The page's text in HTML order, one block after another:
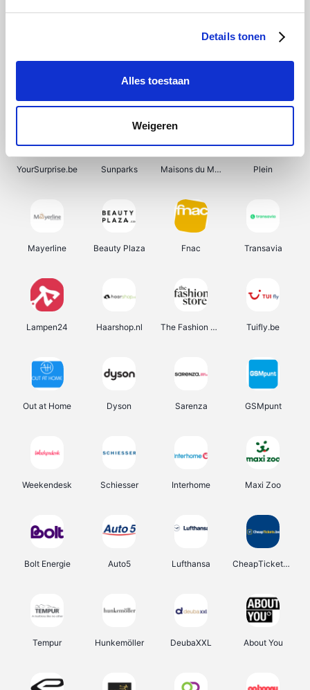
Details tonen
Alles toestaan
Weigeren
Bergfreunde Shein Pazzox Manutan
YourSurprise.be Sunparks Maisons du Monde Plein
Mayerline Beauty Plaza Fnac Transavia
Lampen24 Haarshop.nl The Fashion Store Tuifly.be
Out at Home Dyson Sarenza GSMpunt
Weekendesk Schiesser Interhome Maxi Zoo
Bolt Energie Auto5 Lufthansa CheapTickets.be
Tempur Hunkemöller DeubaXXL About You